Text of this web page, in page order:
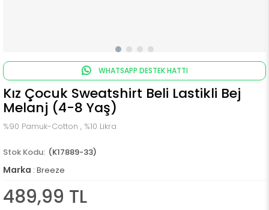
WHATSAPP DESTEK HATTI
Kız Çocuk Sweatshirt Beli Lastikli Bej
Melanj (4-8 Yaş)
%90 Pamuk-Cotton , %10 Likra
(K17889-33)
Marka : Breeze
489,99 TL